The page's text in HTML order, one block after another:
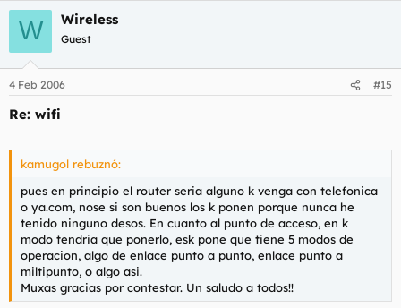
W Wireless
Guest
4 Feb 2006 #15
Re: wifi
kamugol rebuznó:
pues en principio el router seria alguno k venga con telefonica
o ya.com, nose si son buenos los k ponen porque nunca he
tenido ninguno desos. En cuanto al punto de acceso, en k
modo tendria que ponerlo, esk pone que tiene 5 modos de
operacion, algo de enlace punto a punto, enlace punto a
miltipunto, o algo asi.
Muxas gracias por contestar. Un saludo a todos!!